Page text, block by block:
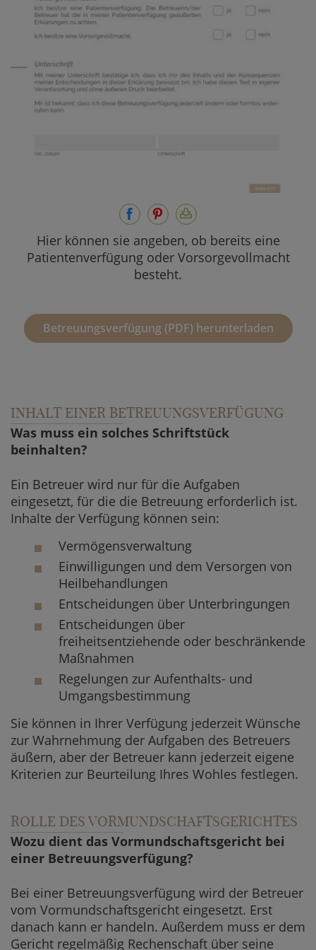
Hier können sie angeben, ob bereits eine
Patientenverfügung oder Vorsorgevollmacht
besteht.
Betreuungsverfügung (PDF) herunterladen
INHALT EINER BETREUUNGSVERFÜGUNG
Was muss ein solches Schriftstück
beinhalten?
Ein Betreuer wird nur für die Aufgaben
eingesetzt, für die die Betreuung erforderlich ist.
Inhalte der Verfügung können sein:
Vermögensverwaltung
Einwilligungen und dem Versorgen von
Heilbehandlungen
Entscheidungen über Unterbringungen
Entscheidungen über
freiheitsentziehende oder beschränkende
Maßnahmen
Regelungen zur Aufenthalts- und
Umgangsbestimmung
Sie können in Ihrer Verfügung jederzeit Wünsche
zur Wahrnehmung der Aufgaben des Betreuers
äußern, aber der Betreuer kann jederzeit eigene
Kriterien zur Beurteilung Ihres Wohles festlegen.
ROLLE DES VORMUNDSCHAFTSGERICHTES
Wozu dient das Vormundschaftsgericht bei
einer Betreuungsverfügung?
Bei einer Betreuungsverfügung wird der Betreuer
vom Vormundschaftsgericht eingesetzt. Erst
danach kann er handeln. Außerdem muss er dem
Gericht regelmäßig Rechenschaft über seine